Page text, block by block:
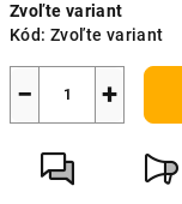
cena:
Zvoľte variant
Kód: Zvoľte variant
+
−